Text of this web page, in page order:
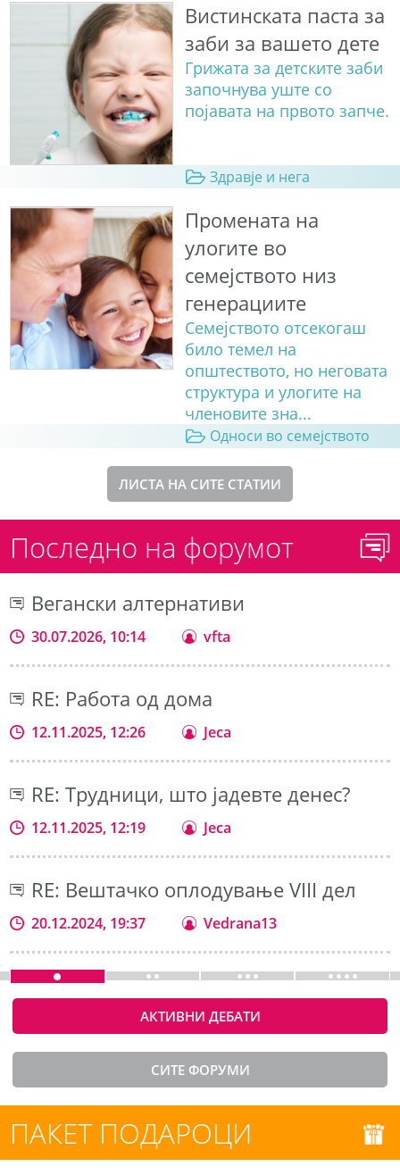
Вистинската паста за
заби за вашето дете
Грижата за детските заби
започнува уште со
појавата на првото запче.
Здравје и нега
Промената на
улогите во
семејството низ
генерациите
Семејството отсекогаш
било темел на
општеството, но неговата
структура и улогите на
членовите зна...
Односи во семејството
ЛИСТА НА СИТЕ СТАТИИ
Последно на форумот
Вегански алтернативи
30.07.2026, 10:14 vfta
RE: Работа од дома
12.11.2025, 12:26 Jeca
RE: Трудници, што јадевте денес?
12.11.2025, 12:19 Jeca
RE: Вештачко оплодување VIII дел
20.12.2024, 19:37 Vedrana13
АКТИВНИ ДЕБАТИ
СИТЕ ФОРУМИ
ПАКЕТ ПОДАРОЦИ